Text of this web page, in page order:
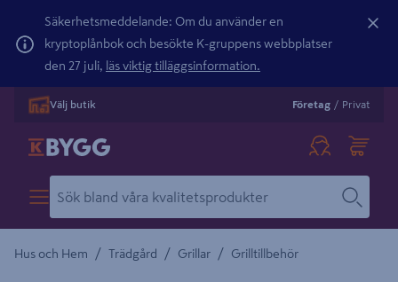
Säkerhetsmeddelande: Om du använder en
kryptoplånbok och besökte K-gruppens webbplatser
den 27 juli, läs viktig tilläggsinformation.
Välj butik Företag / Privat
Hus och Hem / Trädgård / Grillar / Grilltillbehör